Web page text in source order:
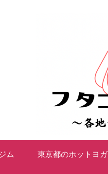
ム 東京都のホットヨガ